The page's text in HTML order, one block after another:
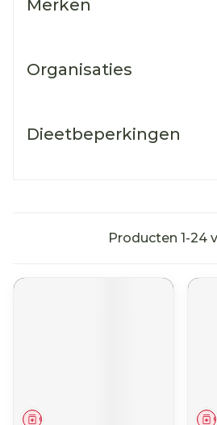
Merken
Organisaties
Dieetbeperkingen
Producten 1-24
Geneesmiddel